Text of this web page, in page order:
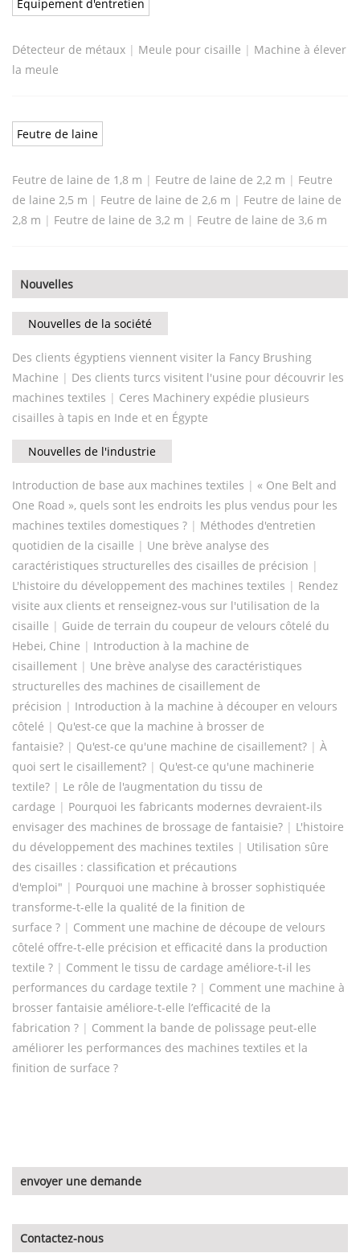
Équipement d'entretien
Détecteur de métaux | Meule pour cisaille | Machine à élever
la meule
Feutre de laine
Feutre de laine de 1,8 m | Feutre de laine de 2,2 m | Feutre
de laine 2,5 m | Feutre de laine de 2,6 m | Feutre de laine de
2,8 m | Feutre de laine de 3,2 m | Feutre de laine de 3,6 m
Nouvelles
Nouvelles de la société
Des clients égyptiens viennent visiter la Fancy Brushing
Machine | Des clients turcs visitent l'usine pour découvrir les
machines textiles | Ceres Machinery expédie plusieurs
cisailles à tapis en Inde et en Égypte
Nouvelles de l'industrie
Introduction de base aux machines textiles | ​« One Belt and
One Road », quels sont les endroits les plus vendus pour les
machines textiles domestiques ? | Méthodes d'entretien
quotidien de la cisaille | ​Une brève analyse des
caractéristiques structurelles des cisailles de précision |
L'histoire du développement des machines textiles | Rendez
visite aux clients et renseignez-vous sur l'utilisation de la
cisaille | Guide de terrain du coupeur de velours côtelé du
Hebei, Chine | Introduction à la machine de
cisaillement | Une brève analyse des caractéristiques
structurelles des machines de cisaillement de
précision | Introduction à la machine à découper en velours
côtelé | Qu'est-ce que la machine à brosser de
fantaisie? | Qu'est-ce qu'une machine de cisaillement? | À
quoi sert le cisaillement? | Qu'est-ce qu'une machinerie
textile? | Le rôle de l'augmentation du tissu de
cardage | Pourquoi les fabricants modernes devraient-ils
envisager des machines de brossage de fantaisie? | L'histoire
du développement des machines textiles | Utilisation sûre
des cisailles : classification et précautions
d'emploi" | Pourquoi une machine à brosser sophistiquée
transforme-t-elle la qualité de la finition de
surface ? | Comment une machine de découpe de velours
côtelé offre-t-elle précision et efficacité dans la production
textile ? | Comment le tissu de cardage améliore-t-il les
performances du cardage textile ? | Comment une machine à
brosser fantaisie améliore-t-elle l’efficacité de la
fabrication ? | Comment la bande de polissage peut-elle
améliorer les performances des machines textiles et la
finition de surface ?
envoyer une demande
Contactez-nous